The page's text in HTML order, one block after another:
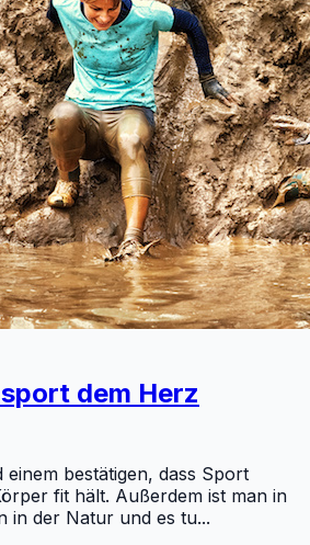
dem Herz
bestätigen, dass Sport
fit hält. Außerdem ist man in
in der Natur und es tu...